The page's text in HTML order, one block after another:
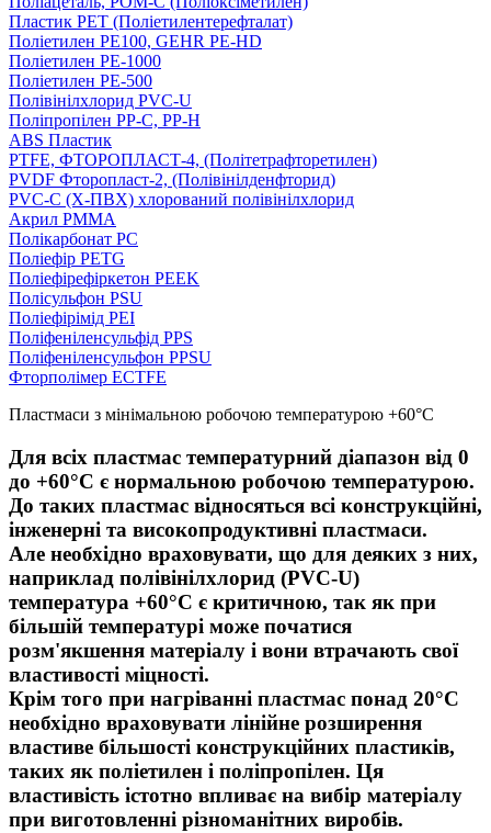
Пластик PET (Поліетилентерефталат)
Поліетилен PE100, GEHR PE-HD
Поліетилен PE-1000
Поліетилен PE-500
Полівінілхлорид PVC-U
Поліпропілен PP-C, PP-H
ABS Пластик
PTFE, ФТОРОПЛАСТ-4, (Політетрафторетилен)
PVDF Фторопласт-2, (Полівінілденфторид)
PVC-C (Х-ПВХ) хлорований полівінілхлорид
Акрил PMMA
Полікарбонат PC
Поліефір PETG
Поліефірефіркетон PEEK
Полісульфон PSU
Поліефірімід PEI
Поліфеніленсульфід PPS
Поліфеніленсульфон PPSU
Фторполімер ECTFE
Пластмаси з мінімальною робочою температурою +60°С
Для всіх пластмас температурний діапазон від 0
до +60°С є нормальною робочою температурою.
До таких пластмас відносяться всі конструкційні,
інженерні та високопродуктивні пластмаси.
Але необхідно враховувати, що для деяких з них,
наприклад полівінілхлорид (PVC-U)
температура +60°С є критичною, так як при
більшій температурі може початися
розм'якшення матеріалу і вони втрачають свої
властивості міцності.
Крім того при нагріванні пластмас понад 20°С
необхідно враховувати лінійне розширення
властиве більшості конструкційних пластиків,
таких як поліетилен і поліпропілен. Ця
властивість істотно впливає на вибір матеріалу
при виготовленні різноманітних виробів.